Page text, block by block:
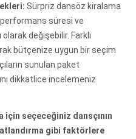
Sürpriz dansöz kiralama
süresi ve
değişebilir. Farklı
bütçenize uygun bir seçim
sunulan paket
dikkatlice incelemeniz
seçeceğiniz dansçının
gibi faktörlere